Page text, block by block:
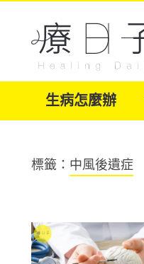
生病怎麼辦
標籤： 中風後遺症